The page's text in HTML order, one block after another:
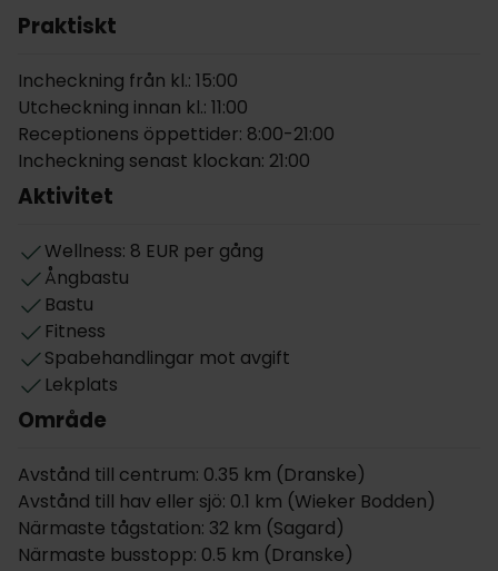
ni föredrar att promenera, cykla eller ägna er åt
rikt utbud av alternativ. Naturälskare kan besöka
närliggande Königsstuhl National Park Center för en
exceptionell naturupplevelse. Om ni tycker om fiske
så finns det fisketurer att tillgå. Dessutom kan
vandrare ta sig fram på stigarna längs Wittows
nordvästra strand och genom det förtrollande
Strandhotel Dranskes gäster kan dessutom avnjuta
kulinariska läckerheter i restaurangen "Boddenblick",
där en mängd utsökta rätter tillagas av ett skickligt
köksteam. Wellnessavdelningen, med kritbad och
olika bastur, inklusive en finsk bastu och ett
Sanarium, erbjuder en oas av idyllisk avkoppling.
Dessutom har gäster tillgång till ett fitnessområde
och ett inbjudande rum med öppen spis.
Om rummen
Strandhotel Dranske har totalt 58 rum. Välj mellan
Praktiskt
Incheckning från kl.: 15:00
Utcheckning innan kl.: 11:00
Receptionens öppettider: 8:00-21:00
Incheckning senast klockan: 21:00
Aktivitet
Wellness: 8 EUR per gång
Ångbastu
Bastu
Fitness
Spabehandlingar mot avgift
Lekplats
Område
Avstånd till centrum: 0.35 km (Dranske)
Avstånd till hav eller sjö: 0.1 km (Wieker Bodden)
Närmaste tågstation: 32 km (Sagard)
Närmaste busstopp: 0.5 km (Dranske)